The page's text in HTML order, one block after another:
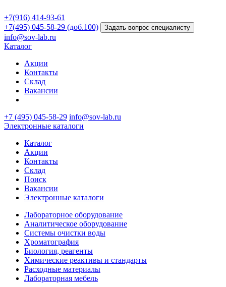
+7(916) 414-93-61
+7(495) 045-58-29 (доб.100)
Задать вопрос специалисту
info@sov-lab.ru
Каталог
Акции
Контакты
Склад
Вакансии
+7 (495) 045-58-29 info@sov-lab.ru
Электронные каталоги
Каталог
Акции
Контакты
Склад
Поиск
Вакансии
Электронные каталоги
Лабораторное оборудование
Аналитическое оборудование
Системы очистки воды
Хроматография
Биология, реагенты
Химические реактивы и стандарты
Расходные материалы
Лабораторная мебель